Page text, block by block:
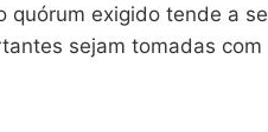
exigido tende a
sejam tomadas